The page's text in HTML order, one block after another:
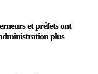
et préfets ont
plus